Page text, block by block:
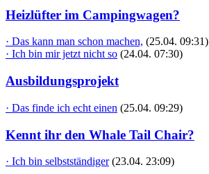
Heizlüfter im Campingwagen?
· Das kann man schon machen, (25.04. 09:31)
· Ich bin mir jetzt nicht so (24.04. 07:30)
Ausbildungsprojekt
· Das finde ich echt einen (25.04. 09:29)
Kennt ihr den Whale Tail Chair?
· Ich bin selbstständiger (23.04. 23:09)